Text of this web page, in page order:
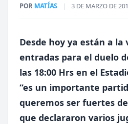
POR MATÍAS | 3 DE MARZO DE
Desde hoy ya están a la
entradas para el duelo
las 18:00 Hrs en el
“es un importante
queremos ser fuertes
que declararon varios